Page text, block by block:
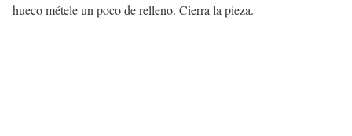
hueco métele un poco de relleno. Cierra la pieza.